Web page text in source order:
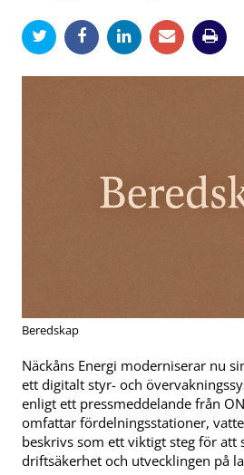
Beredskap
Näckåns Energi moderniserar nu
ett digitalt styr- och
enligt ett pressmeddelande från
omfattar fördelningsstationer,
beskrivs som ett viktigt steg för att
driftsäkerhet och utvecklingen på